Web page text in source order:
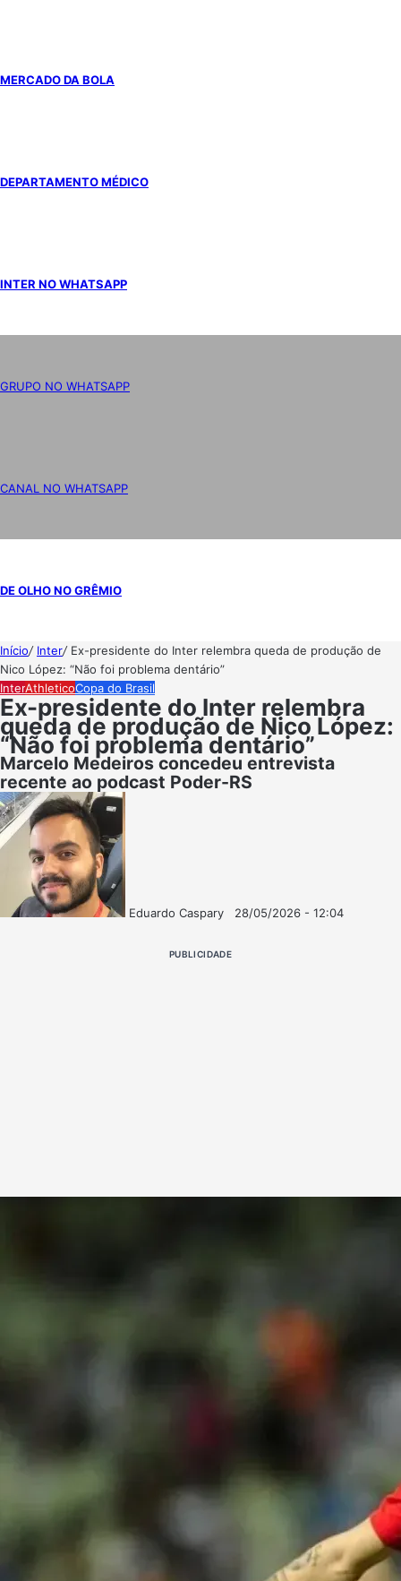
MERCADO DA BOLA
DEPARTAMENTO MÉDICO
INTER NO WHATSAPP
GRUPO NO WHATSAPP
CANAL NO WHATSAPP
DE OLHO NO GRÊMIO
Início/ Inter/ Ex-presidente do Inter relembra queda de produção de
Nico López: “Não foi problema dentário”
InterAthleticoCopa do Brasil
Ex-presidente do Inter relembra
queda de produção de Nico López:
“Não foi problema dentário”
Marcelo Medeiros concedeu entrevista
recente ao podcast Poder-RS
Eduardo Caspary
Xe-
28/05/2026 - 12:04
PUBLICIDADE